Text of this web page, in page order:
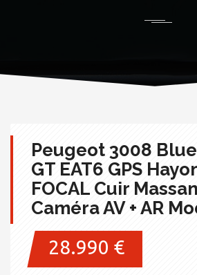
Peugeot 3008
GT EAT6 GPS
FOCAL Cuir
Caméra AV + AR
28.990 €